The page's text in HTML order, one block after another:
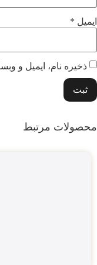
ایمیل *
ذخیره نام، ایمیل و
محصولات مرتبط